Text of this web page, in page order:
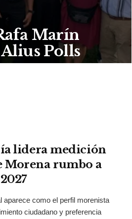
Marín
Polls
lidera medición
Morena rumbo a
aparece como el perfil morenista
ciudadano y preferencia